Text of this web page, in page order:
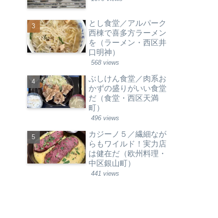
とし食堂／アルパーク
西棟で喜多方ラーメン
を（ラーメン・西区井
口明神）
568 views
ぶしけん食堂／肉系お
かずの盛りがいい食堂
だ（食堂・西区天満
町）
496 views
カジーノ５／繊細なが
らもワイルド！実力店
は健在だ（欧州料理・
中区銀山町）
441 views